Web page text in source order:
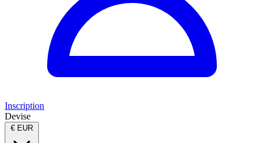
Inscription
Devise
€ EUR